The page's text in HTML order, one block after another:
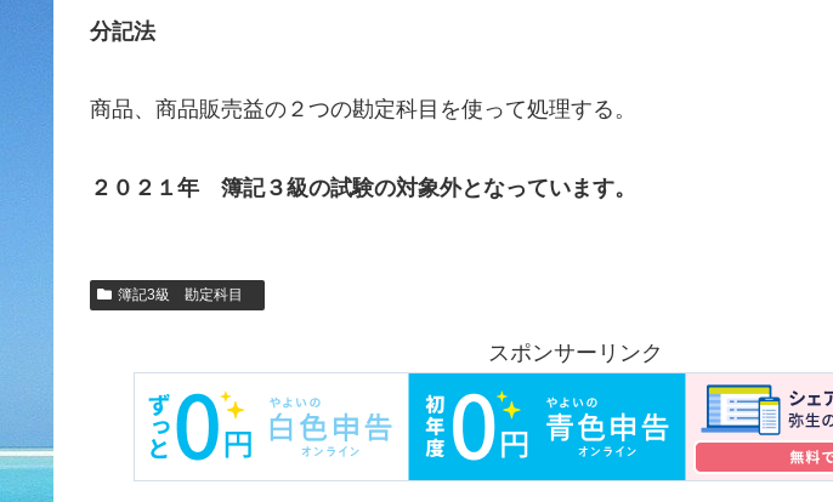
分記法
商品、商品販売益の２つの勘定科目を使って処理する。
２０２１年 簿記３級の試験の対象外となっています。
簿記3級 勘定科目
スポンサーリンク